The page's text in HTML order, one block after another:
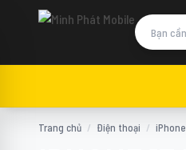
Trang chủ / Điện thoại / iPhone